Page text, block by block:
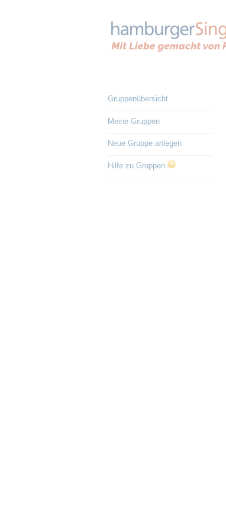
Gruppenübersicht
Meine Gruppen
Neue Gruppe anlegen
Hilfe zu Gruppen